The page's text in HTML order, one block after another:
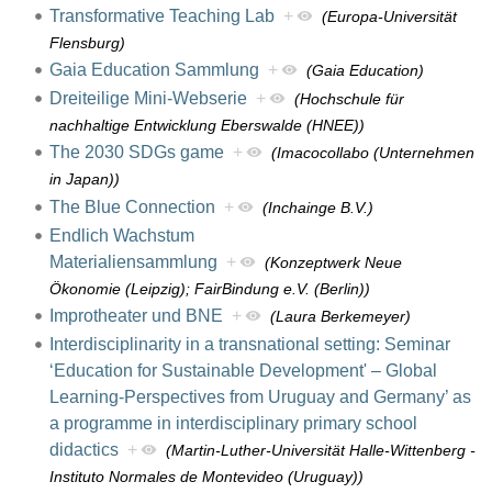
Transformative Teaching Lab +
(Europa-Universität
Flensburg)
Gaia Education Sammlung + (Gaia Education)
Dreiteilige Mini-Webserie +
(Hochschule für
nachhaltige Entwicklung Eberswalde (HNEE))
The 2030 SDGs game +
(Imacocollabo (Unternehmen
in Japan))
The Blue Connection + (Inchainge B.V.)
Endlich Wachstum
Materialiensammlung +
(Konzeptwerk Neue
Ökonomie (Leipzig); FairBindung e.V. (Berlin))
Improtheater und BNE + (Laura Berkemeyer)
Interdisciplinarity in a transnational setting: Seminar
‘Education for Sustainable Development' – Global
Learning-Perspectives from Uruguay and Germany’ as
a programme in interdisciplinary primary school
didactics +
(Martin-Luther-Universität Halle-Wittenberg -
Instituto Normales de Montevideo (Uruguay))